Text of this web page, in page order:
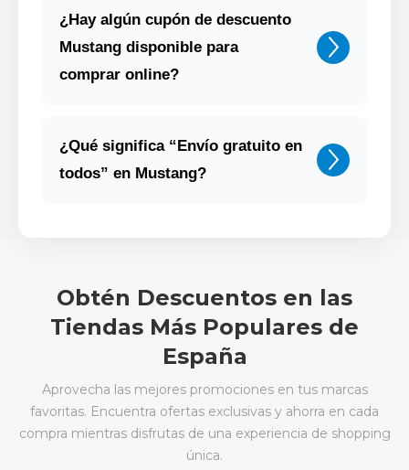
¿Hay algún cupón de descuento
Mustang disponible para
comprar online?
¿Qué significa “Envío gratuito en
todos” en Mustang?
Obtén Descuentos en las
Tiendas Más Populares de
España
Aprovecha las mejores promociones en tus marcas
favoritas. Encuentra ofertas exclusivas y ahorra en cada
compra mientras disfrutas de una experiencia de shopping
única.